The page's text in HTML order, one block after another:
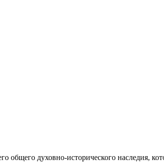
духовно-исторического наследия,